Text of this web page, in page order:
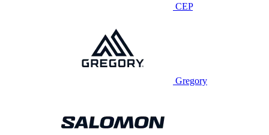
CEP
Gregory